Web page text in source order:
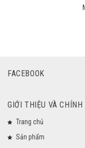
FACEBOOK
GIỚI THIỆU VÀ CHÍNH
Trang chủ
Sản phẩm